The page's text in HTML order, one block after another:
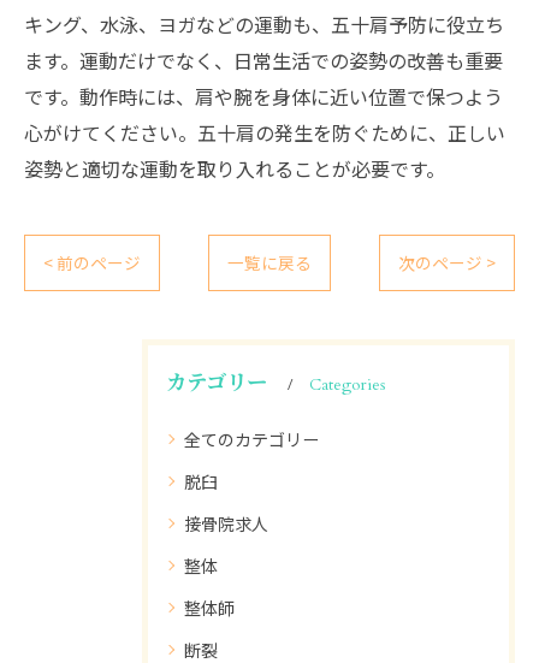
キング、水泳、ヨガなどの運動も、五十肩予防に役立ち
ます。運動だけでなく、日常生活での姿勢の改善も重要
です。動作時には、肩や腕を身体に近い位置で保つよう
心がけてください。五十肩の発生を防ぐために、正しい
姿勢と適切な運動を取り入れることが必要です。
< 前のページ 一覧に戻る 次のページ >
カテゴリー Categories
全てのカテゴリー
脱臼
接骨院求人
整体
整体師
断裂